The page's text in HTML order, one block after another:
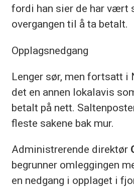
fordi han sier de har vært
overgangen til å ta betalt.
Opplagsnedgang
Lenger sør, men fortsatt i
det en annen lokalavis
betalt på nett.
fleste sakene bak mur.
Administrerende direktør
begrunner omleggingen
en nedgang i opplaget i